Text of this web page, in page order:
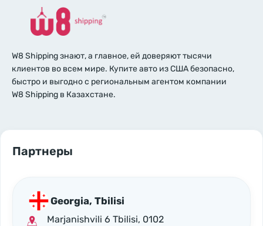
W8 Shipping знают, а главное, ей доверяют тысячи
клиентов во всем мире. Купите авто из США безопасно,
быстро и выгодно с региональным агентом компании
W8 Shipping в Казахстане.
Партнеры
Georgia, Tbilisi
Marjanishvili 6 Tbilisi, 0102